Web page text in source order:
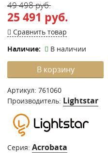
49 498 руб.
25 491 руб.
Сравнить товар
Наличие:
В наличии
В корзину
Артикул: 761060
Производитель: Lightstar
Серия: Acrobata